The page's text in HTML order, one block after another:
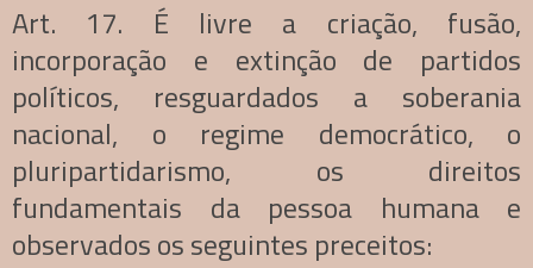
Art. 17. É livre a criação, fusão,
incorporação e extinção de partidos
políticos, resguardados a soberania
nacional, o regime democrático, o
pluripartidarismo, os direitos
fundamentais da pessoa humana e
observados os seguintes preceitos: